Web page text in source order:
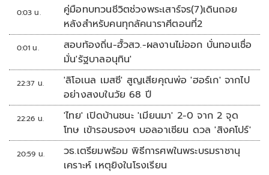
0:03 น.
คู่มือทบทวนชีวิตช่วงพระเสาร์จร(7)เดินถอย
หลังสำหรับคนทุกลัคนาราศีตอนที่2
0:01 น.
สอบท้องถิ่น-ฮั้วสว.-ผลงานไม่ออก บั่นทอนเชื่อ
มั่น'รัฐบาลอนุทิน'
22:37 น.
'ลิโอเนล เมสซี' สูญเสียคุณพ่อ 'ฮอร์เก' จากไป
อย่างสงบในวัย 68 ปี
22:26 น.
'ไทย' เปิดบ้านชนะ 'เมียนมา' 2-0 จาก 2 จุด
โทษ เข้ารอบรองฯ บอลอาเซียน ดวล 'สิงคโปร์'
20:59 น.
วธ.เตรียมพร้อม พิธีการศพในพระบรมราชานุ
เคราะห์ เหตุยิงในโรงเรียน